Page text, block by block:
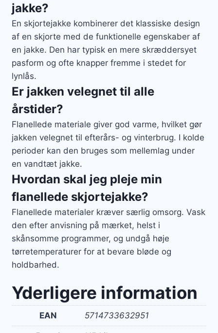
jakke?
En skjortejakke kombinerer det klassiske design
af en skjorte med de funktionelle egenskaber af
en jakke. Den har typisk en mere skræddersyet
pasform og ofte knapper fremme i stedet for
lynlås.
Er jakken velegnet til alle
årstider?
Flanellede materiale giver god varme, hvilket gør
jakken velegnet til efterårs- og vinterbrug. I kolde
perioder kan den bruges som mellemlag under
en vandtæt jakke.
Hvordan skal jeg pleje min
flanellede skjortejakke?
Flanellede materialer kræver særlig omsorg. Vask
den efter anvisning på mærket, helst i
skånsomme programmer, og undgå høje
tørretemperaturer for at bevare bløde og
holdbarhed.
Yderligere information
EAN 5714733632951